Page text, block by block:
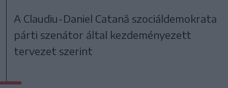
A Claudiu-Daniel Catană szociáldemokrata
párti szenátor által kezdeményezett
tervezet szerint